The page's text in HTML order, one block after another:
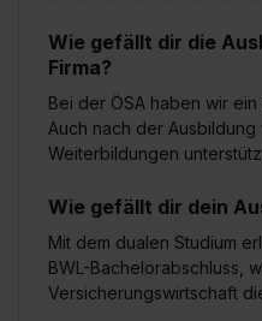
Wie gefällt dir die
Firma?
Bei der ÖSA haben wir
Auch nach der Ausbildung
Weiterbildungen
Wie gefällt dir dein
Mit dem dualen Studium
BWL-Bachelorabschluss,
Versicherungswirtschaft